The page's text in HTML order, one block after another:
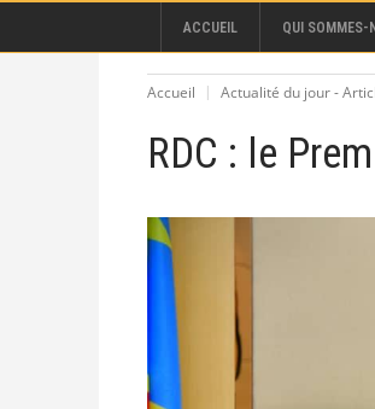
ACCUEIL QUI SOMMES-
Accueil Actualité du jour -
RDC : le